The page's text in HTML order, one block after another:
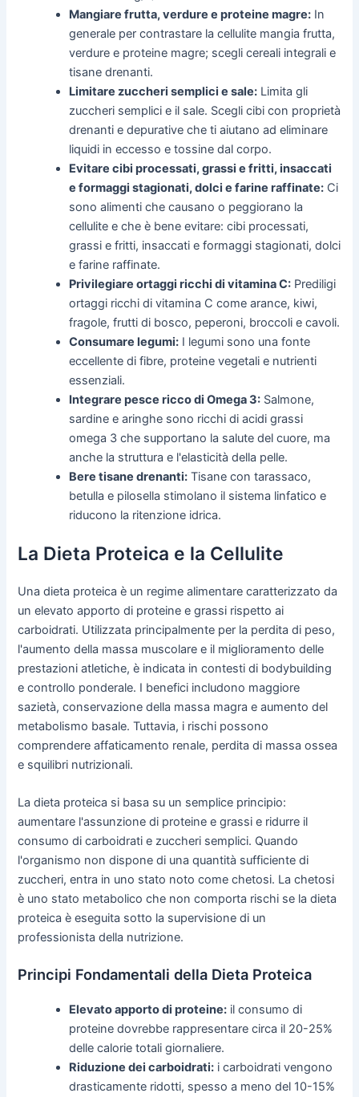
Mangiare frutta, verdure e proteine magre: In
generale per contrastare la cellulite mangia frutta,
verdure e proteine magre; scegli cereali integrali e
tisane drenanti.
Limitare zuccheri semplici e sale: Limita gli
zuccheri semplici e il sale. Scegli cibi con proprietà
drenanti e depurative che ti aiutano ad eliminare
liquidi in eccesso e tossine dal corpo.
Evitare cibi processati, grassi e fritti, insaccati
e formaggi stagionati, dolci e farine raffinate: Ci
sono alimenti che causano o peggiorano la
cellulite e che è bene evitare: cibi processati,
grassi e fritti, insaccati e formaggi stagionati, dolci
e farine raffinate.
Privilegiare ortaggi ricchi di vitamina C: Prediligi
ortaggi ricchi di vitamina C come arance, kiwi,
fragole, frutti di bosco, peperoni, broccoli e cavoli.
Consumare legumi: I legumi sono una fonte
eccellente di fibre, proteine vegetali e nutrienti
essenziali.
Integrare pesce ricco di Omega 3: Salmone,
sardine e aringhe sono ricchi di acidi grassi
omega 3 che supportano la salute del cuore, ma
anche la struttura e l'elasticità della pelle.
Bere tisane drenanti: Tisane con tarassaco,
betulla e pilosella stimolano il sistema linfatico e
riducono la ritenzione idrica.
La Dieta Proteica e la Cellulite
Una dieta proteica è un regime alimentare caratterizzato da
un elevato apporto di proteine e grassi rispetto ai
carboidrati. Utilizzata principalmente per la perdita di peso,
l'aumento della massa muscolare e il miglioramento delle
prestazioni atletiche, è indicata in contesti di bodybuilding
e controllo ponderale. I benefici includono maggiore
sazietà, conservazione della massa magra e aumento del
metabolismo basale. Tuttavia, i rischi possono
comprendere affaticamento renale, perdita di massa ossea
e squilibri nutrizionali.
La dieta proteica si basa su un semplice principio:
aumentare l'assunzione di proteine e grassi e ridurre il
consumo di carboidrati e zuccheri semplici. Quando
l'organismo non dispone di una quantità sufficiente di
zuccheri, entra in uno stato noto come chetosi. La chetosi
è uno stato metabolico che non comporta rischi se la dieta
proteica è eseguita sotto la supervisione di un
professionista della nutrizione.
Principi Fondamentali della Dieta Proteica
Elevato apporto di proteine: il consumo di
proteine dovrebbe rappresentare circa il 20-25%
delle calorie totali giornaliere.
Riduzione dei carboidrati: i carboidrati vengono
drasticamente ridotti, spesso a meno del 10-15%